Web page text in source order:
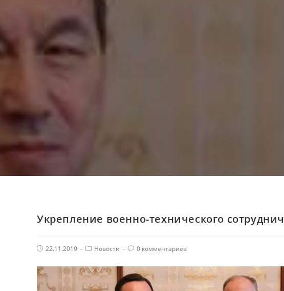
Укрепление военно-технического
Post22.11.2019
PostНовости
Комментарии
0 комментариев